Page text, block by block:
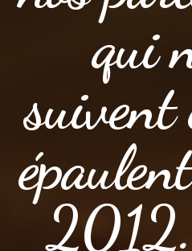
qui
suivent